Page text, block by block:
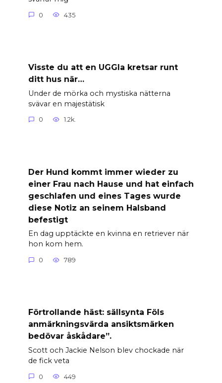
0 435
Visste du att en UGGla kretsar runt
ditt hus när…
Under de mörka och mystiska nätterna
svävar en majestätisk
0 1.2k.
Der Hund kommt immer wieder zu
einer Frau nach Hause und hat einfach
geschlafen und eines Tages wurde
diese Notiz an seinem Halsband
befestigt
En dag upptäckte en kvinna en retriever när
hon kom hem.
0 789
Förtrollande häst: sällsynta Föls
anmärkningsvärda ansiktsmärken
bedövar åskådare”.
Scott och Jackie Nelson blev chockade när
de fick veta
0 449